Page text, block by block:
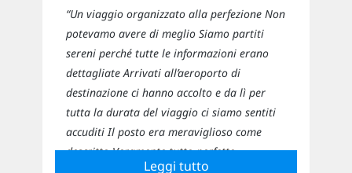
“Un viaggio organizzato alla perfezione Non
potevamo avere di meglio Siamo partiti
sereni perché tutte le informazioni erano
dettagliate Arrivati all’aeroporto di
destinazione ci hanno accolto e da lì per
tutta la durata del viaggio ci siamo sentiti
accuditi Il posto era meraviglioso come
descritto Veramente tutto perfetto
Leggi tutto